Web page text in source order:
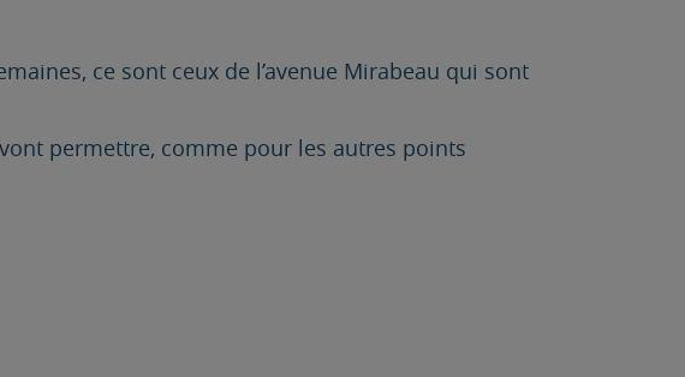
ce sont ceux de l’avenue Mirabeau qui sont
permettre, comme pour les autres points